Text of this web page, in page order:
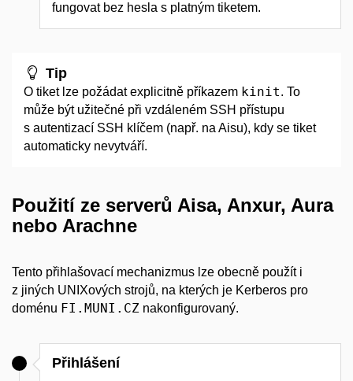
fungovat bez hesla s platným tiketem.
Tip
O tiket lze požádat explicitně příkazem kinit. To
může být užitečné při vzdáleném SSH přístupu
s autentizací SSH klíčem (např. na Aisu), kdy se tiket
automaticky nevytváří.
Použití ze serverů Aisa, Anxur, Aura
nebo Arachne
Tento přihlašovací mechanizmus lze obecně použít i
z jiných UNIXových strojů, na kterých je Kerberos pro
doménu FI.MUNI.CZ nakonfigurovaný.
Přihlášení